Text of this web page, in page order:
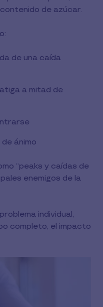
de azúcar.
de una caída
a mitad de
ánimo
“peaks y caídas de
enemigos de la
individual,
completo, el impacto